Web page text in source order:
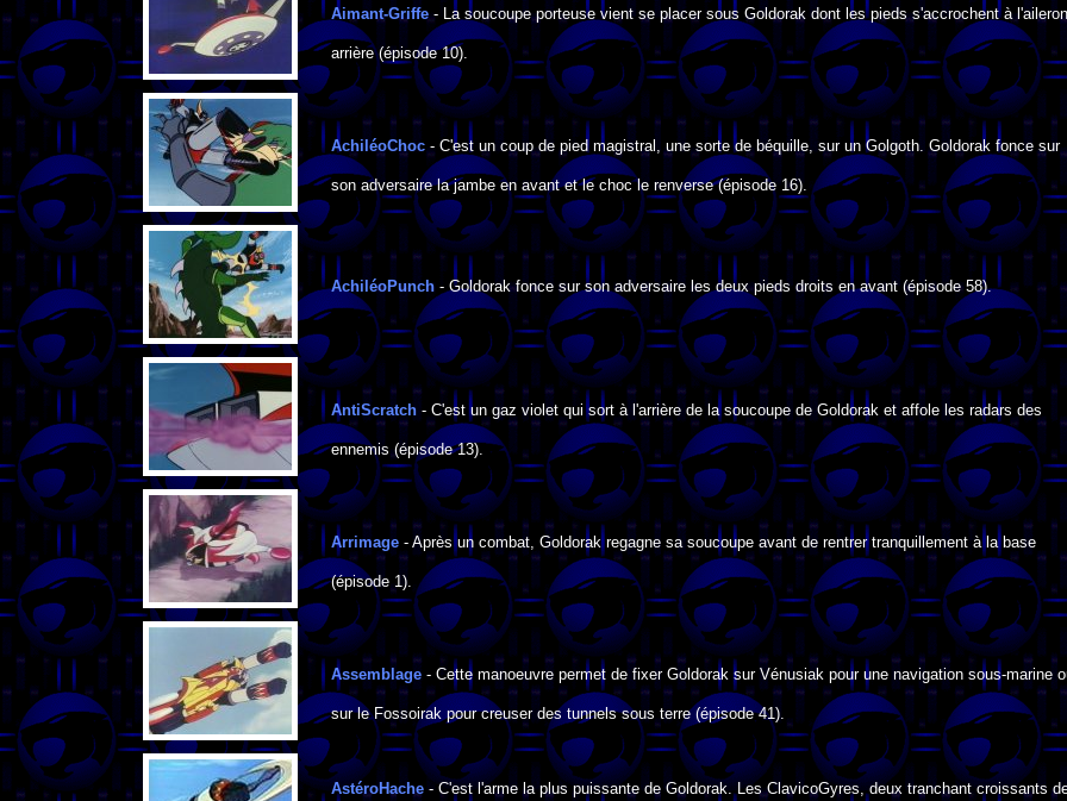
Aimant-Griffe- La soucoupe porteuse vient se placer sous Goldorak dont les pieds s'accrochent à l'aileron
arrière (épisode 10).
AchiléoChoc - C'est un coup de pied magistral, une sorte de béquille, sur un Golgoth. Goldorak fonce sur
son adversaire la jambe en avant et le choc le renverse (épisode 16).
AchiléoPunch - Goldorak fonce sur son adversaire les deux pieds droits en avant (épisode 58).
AntiScratch - C'est un gaz violet qui sort à l'arrière de la soucoupe de Goldorak et affole les radars des
ennemis (épisode 13).
Arrimage - Après un combat, Goldorak regagne sa soucoupe avant de rentrer tranquillement à la base
(épisode 1).
Assemblage - Cette manoeuvre permet de fixer Goldorak sur Vénusiak pour une navigation sous-marine
sur le Fossoirak pour creuser des tunnels sous terre (épisode 41).
AstéroHache - C'est l'arme la plus puissante de Goldorak. Les ClavicoGyres, deux tranchant croissants